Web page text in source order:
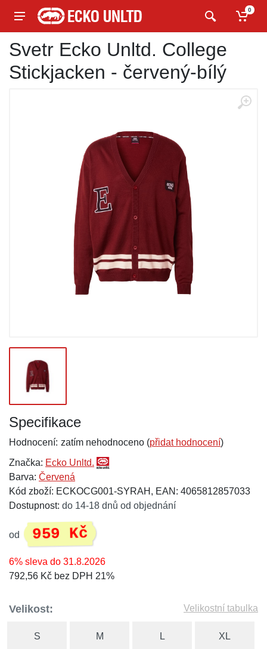
0
Svetr Ecko Unltd. College
Stickjacken - červený-bílý
Specifikace
Hodnocení: zatím nehodnoceno (přidat hodnocení)
Značka: Ecko Unltd.
Barva: Červená
Kód zboží: ECKOCG001-SYRAH, EAN: 4065812857033
Dostupnost: do 14-18 dnů od objednání
od 959 Kč
6% sleva do 31.8.2026
792,56 Kč bez DPH 21%
Velikost: Velikostní tabulka
S M L XL